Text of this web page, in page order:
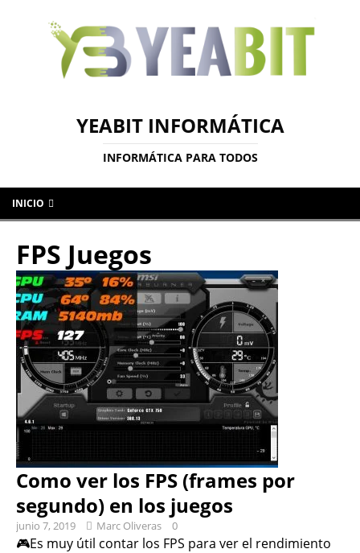
YEABIT INFORMÁTICA
INFORMÁTICA PARA TODOS
INICIO
FPS Juegos
Como ver los FPS (frames por
segundo) en los juegos
junio 7, 2019 Marc Oliveras 0
🎮Es muy útil contar los FPS para ver el rendimiento